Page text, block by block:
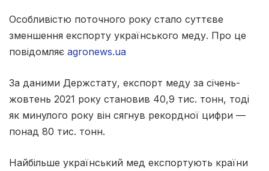
Особливістю поточного року стало суттєве
зменшення експорту українського меду. Про це
повідомляє agronews.ua
За даними Держстату, експорт меду за січень-
жовтень 2021 року становив 40,9 тис. тонн, тоді
як минулого року він сягнув рекордної цифри —
понад 80 тис. тонн.
Найбільше український мед експортують країни